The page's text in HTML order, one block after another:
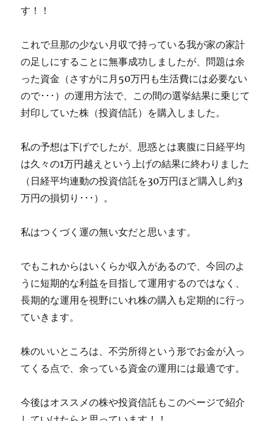
す！！
これで旦那の少ない月収で持っている我が家の家計
の足しにすることに無事成功しましたが、問題は余
った資金（さすがに月50万円も生活費には必要ない
ので･･･）の運用方法で、この間の選挙結果に乗じて
封印していた株（投資信託）を購入しました。
私の予想は下げでしたが、思惑とは裏腹に日経平均
は久々の1万円越えという上げの結果に終わりました
（日経平均連動の投資信託を30万円ほど購入し約3
万円の損切り･･･）。
私はつくづく運の無い女だと思います。
でもこれからはいくらか収入があるので、今回のよ
うに短期的な利益を目指して運用するのではなく、
長期的な運用を視野にいれ株の購入も定期的に行っ
ていきます。
株のいいところは、不労所得という形でお金が入っ
てくる点で、余っている資金の運用には最適です。
今後はオススメの株や投資信託もこのページで紹介